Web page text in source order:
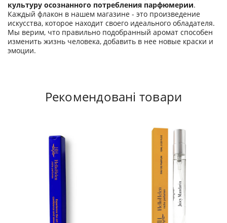
культуру осознанного потребления парфюмерии.
Каждый флакон в нашем магазине - это произведение
искусства, которое находит своего идеального обладателя.
Мы верим, что правильно подобранный аромат способен
изменить жизнь человека, добавить в нее новые краски и
эмоции.
Рекомендовані товари